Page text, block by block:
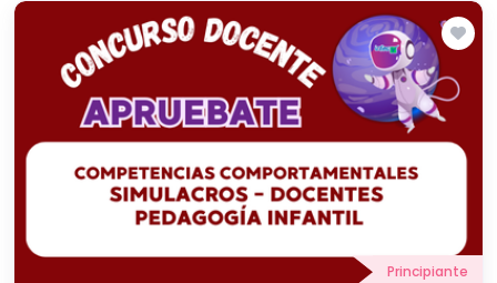
Principiante